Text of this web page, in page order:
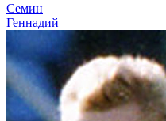
Семин
Геннадий